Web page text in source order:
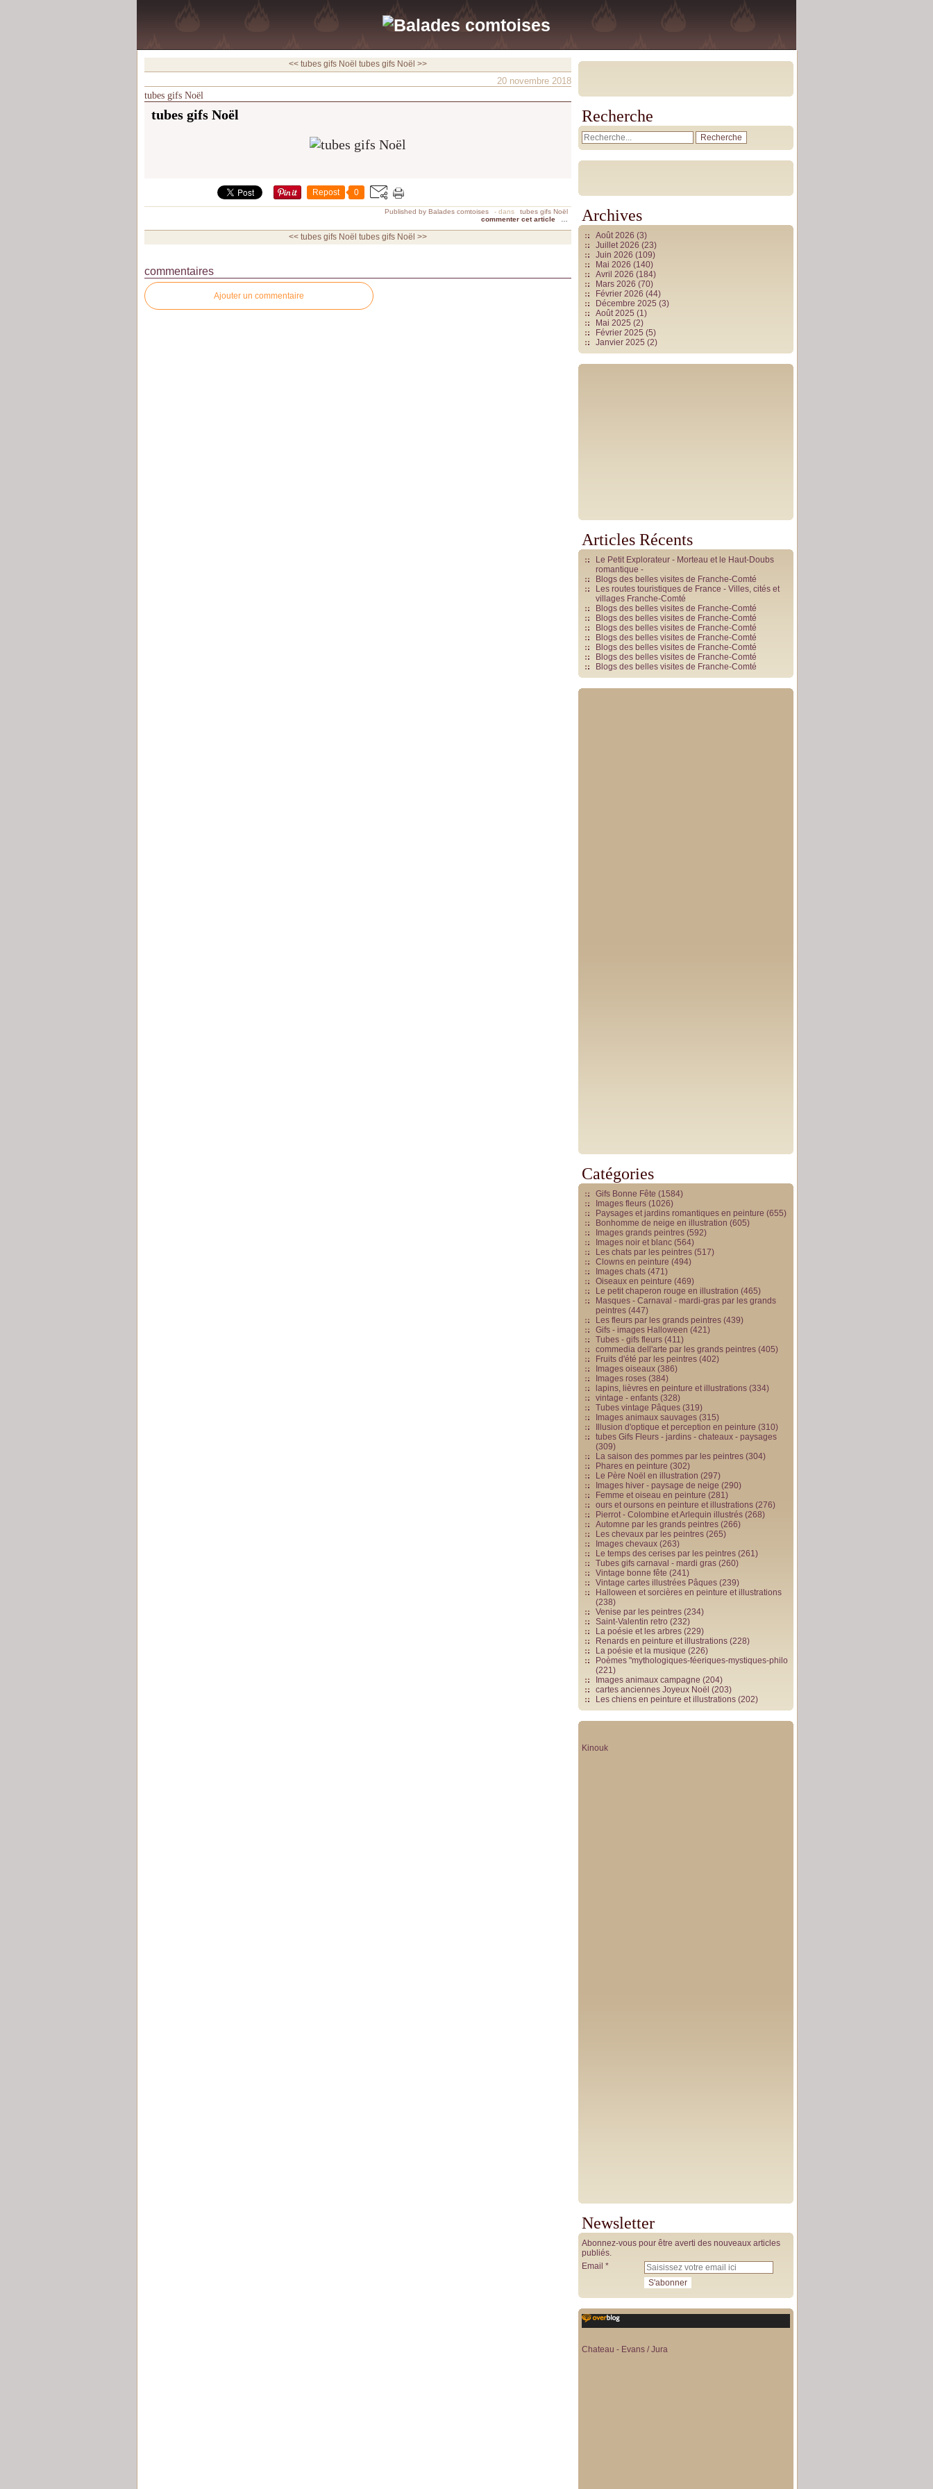
<< tubes gifs Noël tubes gifs Noël >>
20 novembre 2018
tubes gifs Noël
tubes gifs Noël
Repost 0
Published by Balades comtoises - dans
tubes gifs Noël
commenter cet article
<< tubes gifs Noël tubes gifs Noël >>
commentaires
Ajouter un commentaire
Recherche
Archives
Août 2026 (3)
Juillet 2026 (23)
Juin 2026 (109)
Mai 2026 (140)
Avril 2026 (184)
Mars 2026 (70)
Février 2026 (44)
Décembre 2025 (3)
Août 2025 (1)
Mai 2025 (2)
Février 2025 (5)
Janvier 2025 (2)
Articles Récents
Le Petit Explorateur - Morteau et le Haut-Doubs
romantique -
Blogs des belles visites de Franche-Comté
Les routes touristiques de France - Villes, cités et
villages Franche-Comté
Blogs des belles visites de Franche-Comté
Blogs des belles visites de Franche-Comté
Blogs des belles visites de Franche-Comté
Blogs des belles visites de Franche-Comté
Blogs des belles visites de Franche-Comté
Blogs des belles visites de Franche-Comté
Blogs des belles visites de Franche-Comté
Catégories
Gifs Bonne Fête (1584)
Images fleurs (1026)
Paysages et jardins romantiques en peinture (655)
Bonhomme de neige en illustration (605)
Images grands peintres (592)
Images noir et blanc (564)
Les chats par les peintres (517)
Clowns en peinture (494)
Images chats (471)
Oiseaux en peinture (469)
Le petit chaperon rouge en illustration (465)
Masques - Carnaval - mardi-gras par les grands
peintres (447)
Les fleurs par les grands peintres (439)
Gifs - images Halloween (421)
Tubes - gifs fleurs (411)
commedia dell'arte par les grands peintres (405)
Fruits d'été par les peintres (402)
Images oiseaux (386)
Images roses (384)
lapins, lièvres en peinture et illustrations (334)
vintage - enfants (328)
Tubes vintage Pâques (319)
Images animaux sauvages (315)
Illusion d'optique et perception en peinture (310)
tubes Gifs Fleurs - jardins - chateaux - paysages
(309)
La saison des pommes par les peintres (304)
Phares en peinture (302)
Le Père Noël en illustration (297)
Images hiver - paysage de neige (290)
Femme et oiseau en peinture (281)
ours et oursons en peinture et illustrations (276)
Pierrot - Colombine et Arlequin illustrés (268)
Automne par les grands peintres (266)
Les chevaux par les peintres (265)
Images chevaux (263)
Le temps des cerises par les peintres (261)
Tubes gifs carnaval - mardi gras (260)
Vintage bonne fête (241)
Vintage cartes illustrées Pâques (239)
Halloween et sorcières en peinture et illustrations
(238)
Venise par les peintres (234)
Saint-Valentin retro (232)
La poésie et les arbres (229)
Renards en peinture et illustrations (228)
La poésie et la musique (226)
Poèmes "mythologiques-féeriques-mystiques-philo
(221)
Images animaux campagne (204)
cartes anciennes Joyeux Noël (203)
Les chiens en peinture et illustrations (202)
Kinouk
Newsletter
Abonnez-vous pour être averti des nouveaux articles
publiés.
Email
Chateau - Evans / Jura